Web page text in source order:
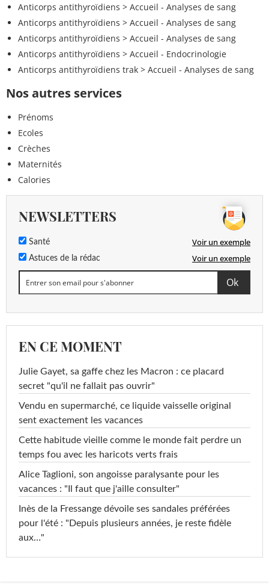
Anticorps antithyroïdiens > Accueil - Analyses de sang
Anticorps antithyroïdiens > Accueil - Analyses de sang
Anticorps antithyroïdiens > Accueil - Analyses de sang
Anticorps antithyroïdiens > Accueil - Endocrinologie
Anticorps antithyroïdiens trak > Accueil - Analyses de sang
Nos autres services
Prénoms
Ecoles
Crèches
Maternités
Calories
NEWSLETTERS
Santé Voir un exemple
Astuces de la rédac Voir un exemple
EN CE MOMENT
Julie Gayet, sa gaffe chez les Macron : ce placard
secret "qu'il ne fallait pas ouvrir"
Vendu en supermarché, ce liquide vaisselle original
sent exactement les vacances
Cette habitude vieille comme le monde fait perdre un
temps fou avec les haricots verts frais
Alice Taglioni, son angoisse paralysante pour les
vacances : "Il faut que j'aille consulter"
Inès de la Fressange dévoile ses sandales préférées
pour l'été : "Depuis plusieurs années, je reste fidèle
aux…"